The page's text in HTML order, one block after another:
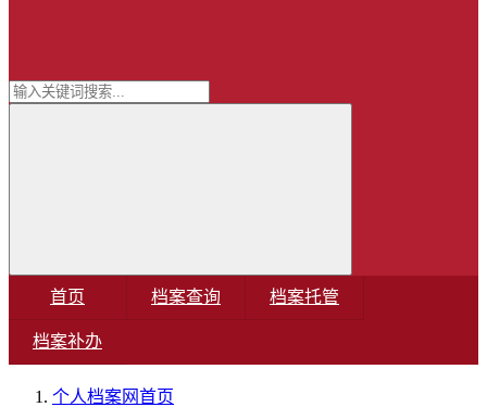
首页 档案查询 档案托管
档案补办
个人档案网首页